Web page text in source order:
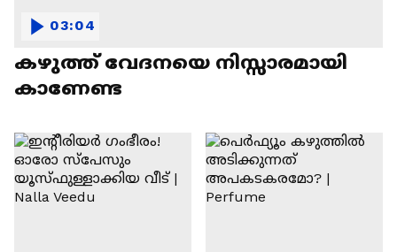
കഴുത്ത് വേദനയെ നിസ്സാരമായി
കാണേണ്ട
03:04